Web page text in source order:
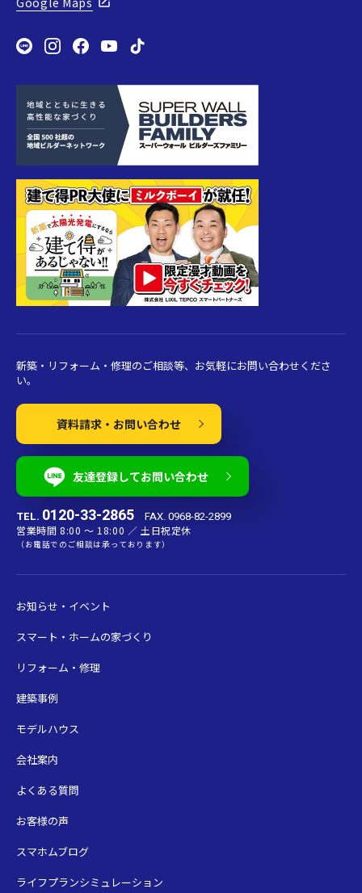
新築・リフォーム・修理のご相談等、お気軽にお問い合わせくださ
い。
資料請求・お問い合わせ
友達登録してお問い合わせ
TEL. 0120-33-2865 FAX. 0968-82-2899
営業時間 8:00 〜 18:00 ／ 土日祝定休
（お電話でのご相談は承っております）
お知らせ・イベント
スマート・ホームの家づくり
リフォーム・修理
建築事例
モデルハウス
会社案内
よくある質問
お客様の声
スマホムブログ
ライフプランシミュレーション